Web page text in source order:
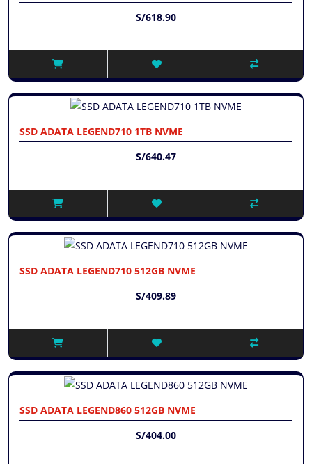
S/618.90
SSD ADATA LEGEND710 1TB NVME
S/640.47
SSD ADATA LEGEND710 512GB NVME
S/409.89
SSD ADATA LEGEND860 512GB NVME
S/404.00